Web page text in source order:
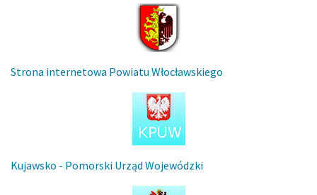
Strona internetowa Powiatu Włocławskiego
Kujawsko - Pomorski Urząd Wojewódzki